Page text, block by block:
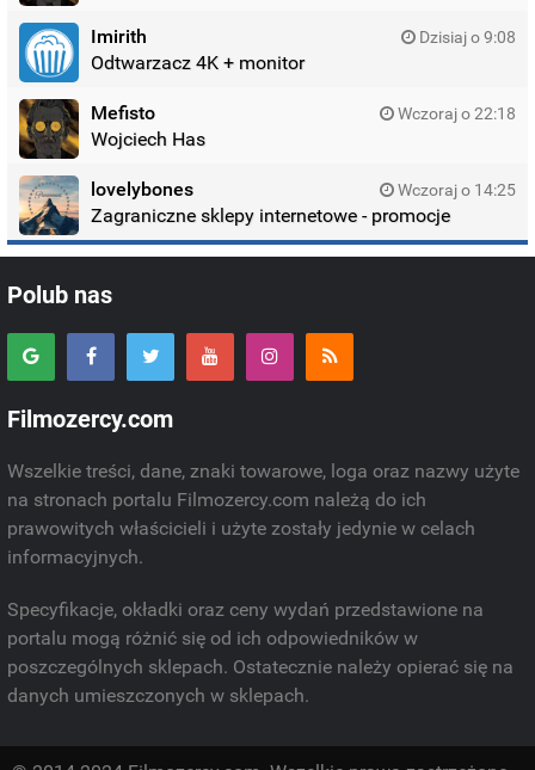
Imirith Dzisiaj o 9:08
Odtwarzacz 4K + monitor
Mefisto Wczoraj o 22:18
Wojciech Has
lovelybones Wczoraj o 14:25
Zagraniczne sklepy internetowe - promocje
Polub nas
Filmozercy.com
Wszelkie treści, dane, znaki towarowe, loga oraz nazwy użyte
na stronach portalu Filmozercy.com należą do ich
prawowitych właścicieli i użyte zostały jedynie w celach
informacyjnych.
Specyfikacje, okładki oraz ceny wydań przedstawione na
portalu mogą różnić się od ich odpowiedników w
poszczególnych sklepach. Ostatecznie należy opierać się na
danych umieszczonych w sklepach.